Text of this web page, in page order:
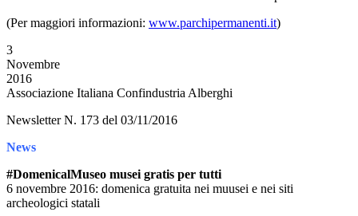
(Per maggiori informazioni: www.parchipermanenti.it)
3
Novembre
2016
Associazione Italiana Confindustria Alberghi
Newsletter N. 173 del 03/11/2016
News
#DomenicalMuseo musei gratis per tutti
6 novembre 2016: domenica gratuita nei muusei e nei siti
archeologici statali